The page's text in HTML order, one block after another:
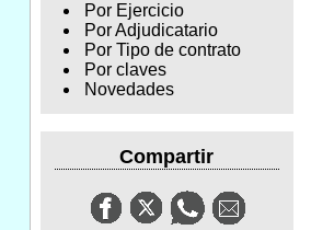
Por Ejercicio
Por Adjudicatario
Por Tipo de contrato
Por claves
Novedades
Compartir